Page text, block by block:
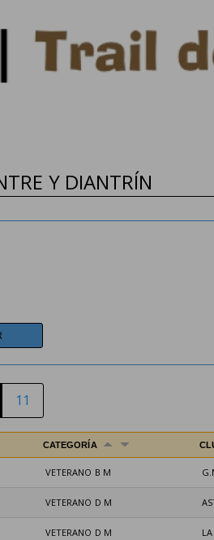
Y DIANTRÍN
11
CATEGORÍA
VETERANO B M
VETERANO D M
VETERANO D M